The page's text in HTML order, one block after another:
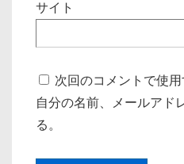
サイト
次回のコメントで使
自分の名前、メールアド
る。